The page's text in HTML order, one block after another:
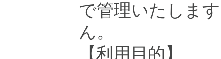
で管理いたしま
ん。
【利用目的】